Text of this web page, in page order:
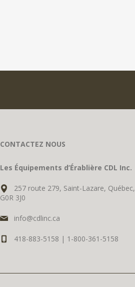
CONTACTEZ NOUS
Les Équipements d’Érablière CDL Inc.
257 route 279, Saint-Lazare, Québec,
G0R 3J0
info@cdlinc.ca
418-883-5158 | 1-800-361-5158